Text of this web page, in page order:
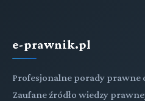
e-prawnik.pl
Profesjonalne porady prawne
Zaufane źródło wiedzy